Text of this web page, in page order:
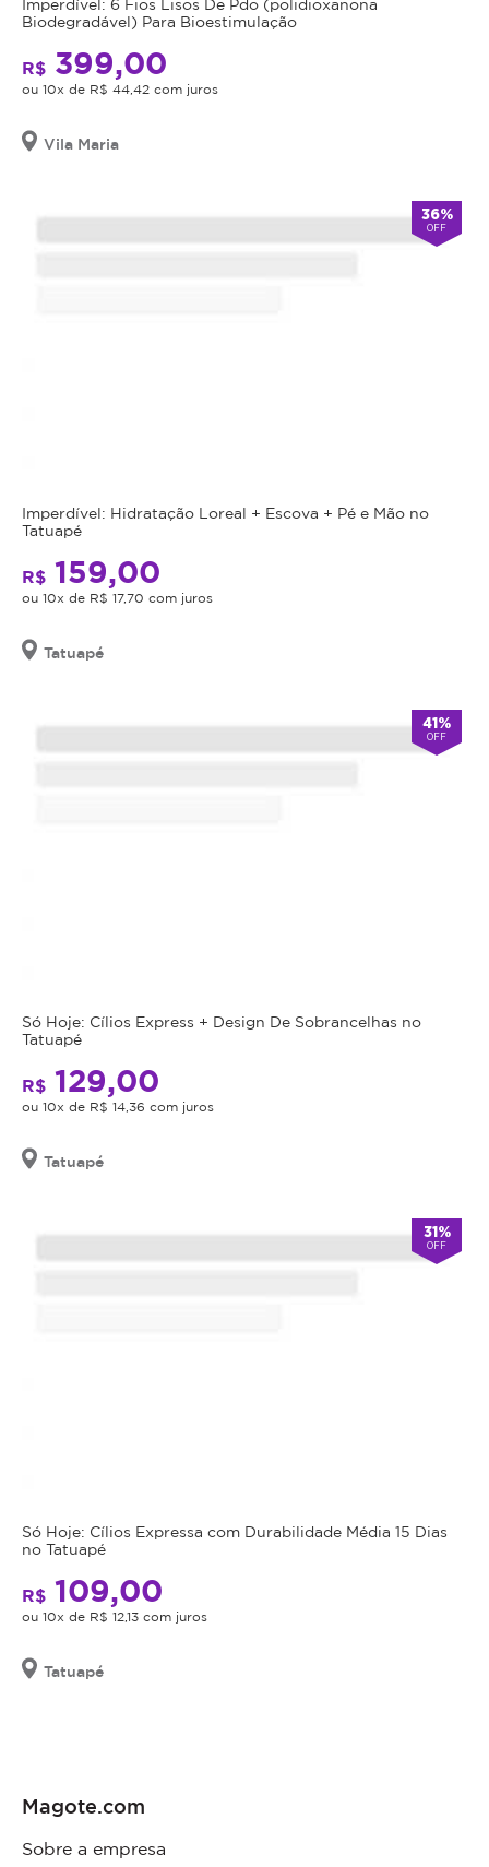
Imperdível: 6 Fios Lisos De Pdo (polidioxanona
Biodegradável) Para Bioestimulação
R$ 399,00
ou 10x de R$ 44,42 com juros
Vila Maria
36%
OFF
Imperdível: Hidratação Loreal + Escova + Pé e Mão no
Tatuapé
R$ 159,00
ou 10x de R$ 17,70 com juros
Tatuapé
41%
OFF
Só Hoje: Cílios Express + Design De Sobrancelhas no
Tatuapé
R$ 129,00
ou 10x de R$ 14,36 com juros
Tatuapé
31%
OFF
Só Hoje: Cílios Expressa com Durabilidade Média 15 Dias
no Tatuapé
R$ 109,00
ou 10x de R$ 12,13 com juros
Tatuapé
Magote.com
Sobre a empresa